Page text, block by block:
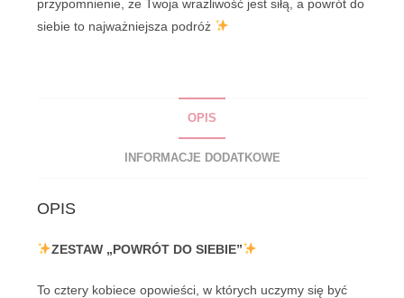
przypomnienie, że Twoja wrażliwość jest siłą, a powrót do
siebie to najważniejsza podróż
OPIS
INFORMACJE DODATKOWE
OPIS
ZESTAW „POWRÓT DO SIEBIE”
To cztery kobiece opowieści, w których uczymy się być